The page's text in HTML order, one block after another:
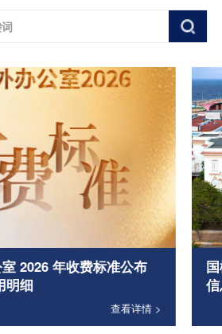
2026 年收费标准公布
细
查看详情 >